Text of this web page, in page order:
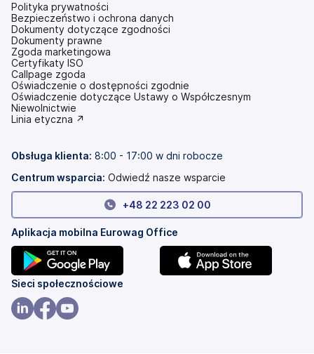
Polityka prywatności
Bezpieczeństwo i ochrona danych
Dokumenty dotyczące zgodności
Dokumenty prawne
Zgoda marketingowa
Certyfikaty ISO
Callpage zgoda
Oświadczenie o dostępności zgodnie
(otwiera
się
w
Oświadczenie dotyczące Ustawy o Współczesnym
Niewolnictwie
(otwiera
nowej
karcie)
Linia etyczna ↗
Obsługa klienta: 8:00 - 17:00 w dni robocze
Centrum wsparcia: Odwiedź nasze wsparcie
+48 22 223 02 00
Aplikacja mobilna Eurowag Office
(otwiera
się
w
Sieci społecznościowe